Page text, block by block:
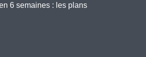
6 semaines : les plans